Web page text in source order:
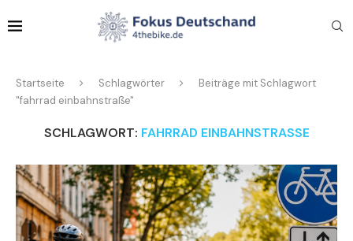
Startseite Schlagwörter
Beiträge mit Schlagwort
"fahrrad einbahnstraße"
SCHLAGWORT: FAHRRAD EINBAHNSTRASSE